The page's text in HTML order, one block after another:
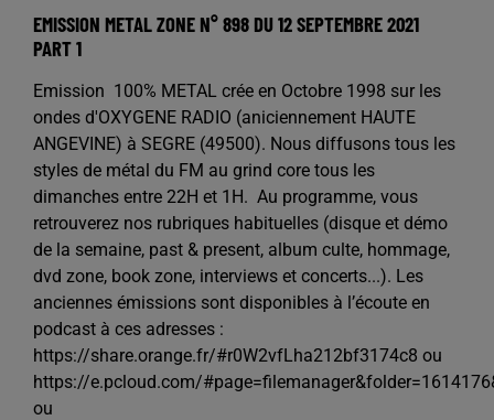
EMISSION METAL ZONE N° 898 DU 12 SEPTEMBRE 2021
PART 1
Emission 100% METAL crée en Octobre 1998 sur les
ondes d'OXYGENE RADIO (aniciennement HAUTE
ANGEVINE) à SEGRE (49500). Nous diffusons tous les
styles de métal du FM au grind core tous les
dimanches entre 22H et 1H. Au programme, vous
retrouverez nos rubriques habituelles (disque et démo
de la semaine, past & present, album culte, hommage,
dvd zone, book zone, interviews et concerts...). Les
anciennes émissions sont disponibles à l’écoute en
podcast à ces adresses :
https://share.orange.fr/#r0W2vfLha212bf3174c8 ou
https://e.pcloud.com/
ou